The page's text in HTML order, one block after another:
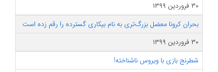
۳۰ فروردین ۱۳۹۹
بحران کرونا معضل بزرگ‌تری به نام بیکاری گسترده را رقم زده است
۳۰ فروردین ۱۳۹۹
شطرنج بازی با ویروس ناشناخته!